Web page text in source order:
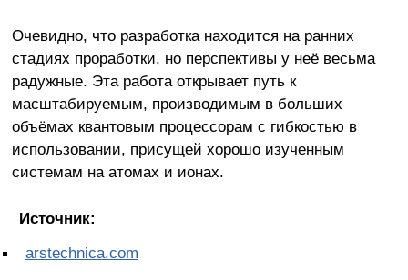
Очевидно, что разработка находится на ранних
стадиях проработки, но перспективы у неё весьма
радужные. Эта работа открывает путь к
масштабируемым, производимым в больших
объёмах квантовым процессорам с гибкостью в
использовании, присущей хорошо изученным
системам на атомах и ионах.
Источник:
arstechnica.com